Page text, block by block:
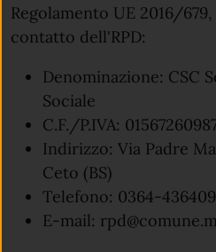
Regolamento UE 2016/
contatto dell'RPD:
Denominazione: CSC
Sociale
C.F./P.IVA:
Indirizzo: Via Padre
Ceto (BS)
Telefono: 0364-436409
E-mail: